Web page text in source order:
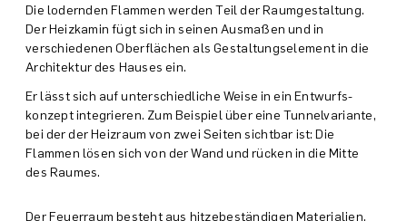
Die lodernden Flammen werden Teil der Raum­gestaltung.
Der Heiz­kamin fügt sich in seinen Ausmaßen und in
verschiedenen Ober­flächen als Gestaltungs­element in die
Architektur des Hauses ein.
Er lässt sich auf unter­schiedliche Weise in ein Entwurfs­
konzept integrieren. Zum Beispiel über eine Tunnel­variante,
bei der der Heizraum von zwei Seiten sichtbar ist: Die
Flammen lösen sich von der Wand und rücken in die Mitte
des Raumes.
Der Feuerraum besteht aus hitze­beständigen Materialien,